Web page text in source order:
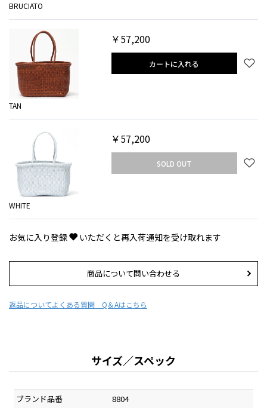
BRUCIATO
TAN
￥57,200
カートに入れる
WHITE
￥57,200
SOLD OUT
お気に入り登録 いただくと再入荷通知を受け取れます
商品について問い合わせる
返品についてよくある質問 Q＆Aはこちら
サイズ／スペック
ブランド品番
8804